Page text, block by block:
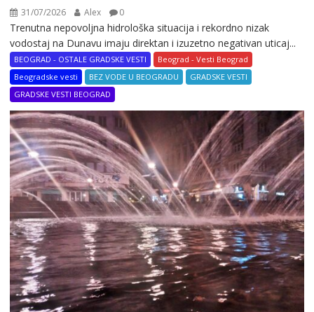
31/07/2026 Alex 0
Trenutna nepovoljna hidrološka situacija i rekordno nizak
vodostaj na Dunavu imaju direktan i izuzetno negativan uticaj...
BEOGRAD - OSTALE GRADSKE VESTI
Beograd - Vesti Beograd
Beogradske vesti
BEZ VODE U BEOGRADU
GRADSKE VESTI
GRADSKE VESTI BEOGRAD